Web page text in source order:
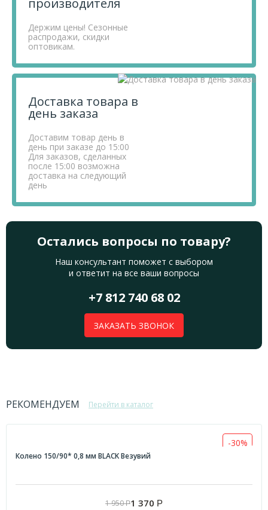
Держим цены! Сезонные
распродажи, скидки
оптовикам.
Доставка товара в
день заказа
Доставим товар день в
день при заказе до 15:00
Для заказов, сделанных
после 15:00 возможна
доставка на следующий
день
Остались вопросы по товару?
Наш консультант поможет с выбором
и ответит на все ваши вопросы
+7 812 740 68 02
ЗАКАЗАТЬ ЗВОНОК
РЕКОМЕНДУЕМ Перейти в каталог
-30%
Колено 150/90* 0,8 мм BLACK Везувий
1 950Р1 370 Р